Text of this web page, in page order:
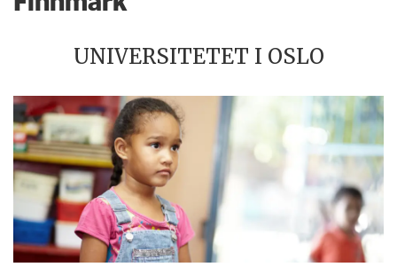
UNIVERSITETET I OSLO